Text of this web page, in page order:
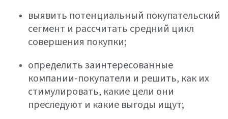
выявить потенциальный покупательский
сегмент и рассчитать средний цикл
совершения покупки;
определить заинтересованные
компании-покупатели и решить, как их
стимулировать, какие цели они
преследуют и какие выгоды ищут;